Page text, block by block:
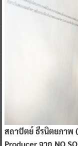
สถาปัตย์ ธีรนิตยภาพ
Producer จาก NO